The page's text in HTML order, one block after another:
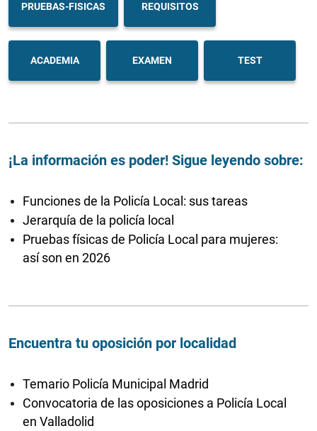
PRUEBAS-FISICAS REQUISITOS
ACADEMIA EXAMEN TEST
¡La información es poder! Sigue leyendo sobre:
Funciones de la Policía Local: sus tareas
Jerarquía de la policía local
Pruebas físicas de Policía Local para mujeres:
así son en 2026
Encuentra tu oposición por localidad
Temario Policía Municipal Madrid
Convocatoria de las oposiciones a Policía Local
en Valladolid